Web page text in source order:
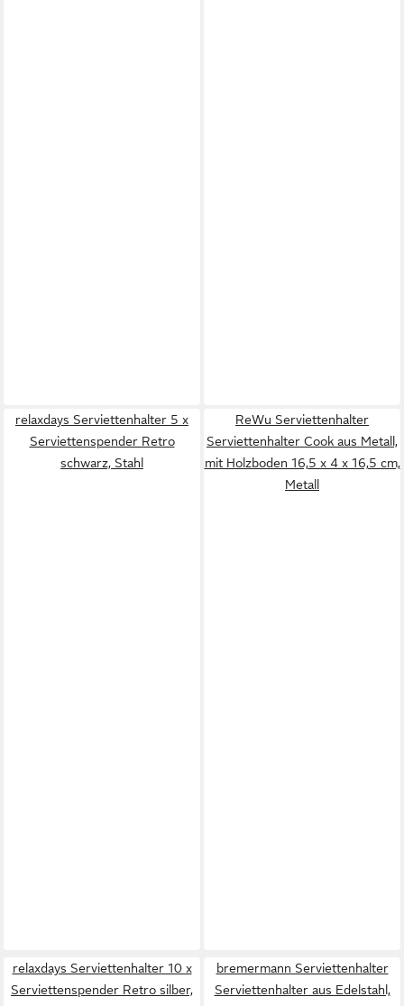
relaxdays Serviettenhalter 5 x
Serviettenspender Retro
schwarz, Stahl
ReWu Serviettenhalter
Serviettenhalter Cook aus Metall,
mit Holzboden 16,5 x 4 x 16,5 cm,
Metall
relaxdays Serviettenhalter 10 x
Serviettenspender Retro silber,
bremermann Serviettenhalter
Serviettenhalter aus Edelstahl,